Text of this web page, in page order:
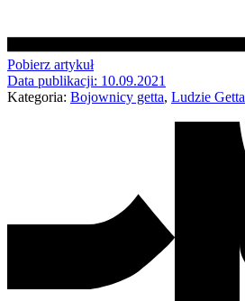
Pobierz artykuł
Data publikacji: 10.09.2021
Kategoria: Bojownicy getta, Ludzie Getta